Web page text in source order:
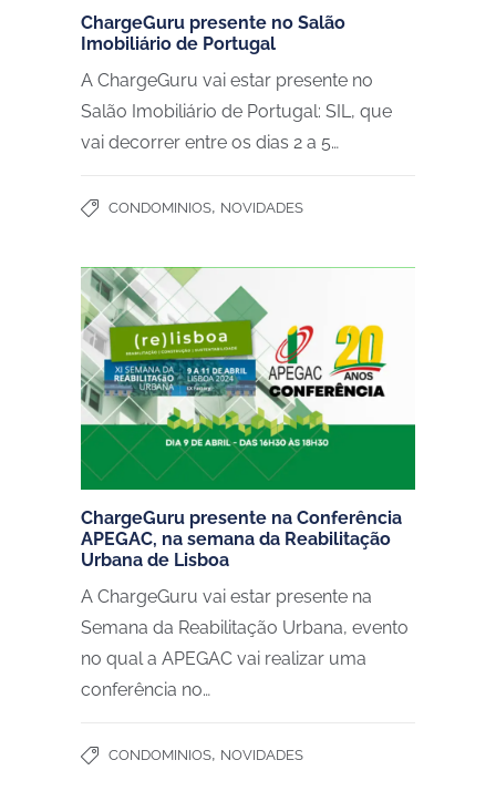
ChargeGuru presente no Salão
Imobiliário de Portugal
A ChargeGuru vai estar presente no
Salão Imobiliário de Portugal: SIL, que
vai decorrer entre os dias 2 a 5…
CONDOMINIOS, NOVIDADES
ChargeGuru presente na Conferência
APEGAC, na semana da Reabilitação
Urbana de Lisboa
A ChargeGuru vai estar presente na
Semana da Reabilitação Urbana, evento
no qual a APEGAC vai realizar uma
conferência no…
CONDOMINIOS, NOVIDADES